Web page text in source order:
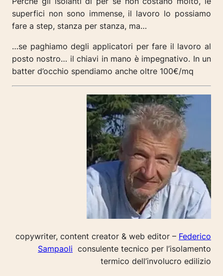
superfici non sono immense, il lavoro lo possiamo
fare a step, stanza per stanza, ma…
…se paghiamo degli applicatori per fare il lavoro al
posto nostro… il chiavi in mano è impegnativo. In un
batter d’occhio spendiamo anche oltre 100€/mq
copywriter, content creator & web editor – Federico
Sampaoli consulente tecnico per l’isolamento
termico dell’involucro edilizio